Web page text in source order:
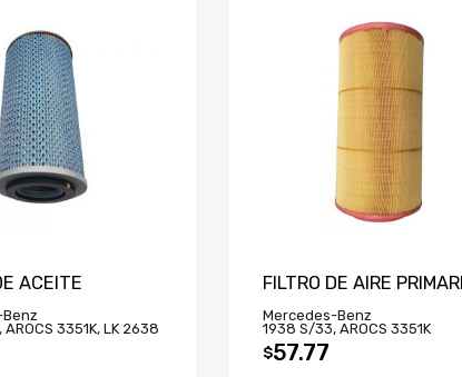
ACEITE
3351K, LK 2638
FILTRO DE AIRE
Mercedes-Benz
1938 S/33, AROCS 3351K
$57.77